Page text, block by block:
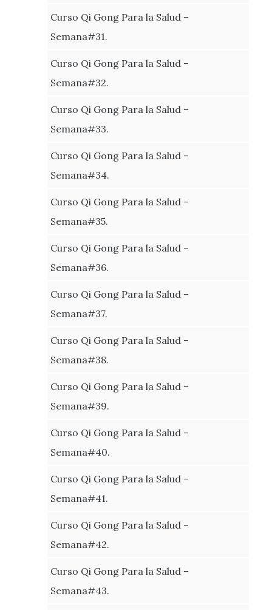
Curso Qi Gong Para la Salud –
Semana#31.
Curso Qi Gong Para la Salud –
Semana#32.
Curso Qi Gong Para la Salud –
Semana#33.
Curso Qi Gong Para la Salud –
Semana#34.
Curso Qi Gong Para la Salud –
Semana#35.
Curso Qi Gong Para la Salud –
Semana#36.
Curso Qi Gong Para la Salud –
Semana#37.
Curso Qi Gong Para la Salud –
Semana#38.
Curso Qi Gong Para la Salud –
Semana#39.
Curso Qi Gong Para la Salud –
Semana#40.
Curso Qi Gong Para la Salud –
Semana#41.
Curso Qi Gong Para la Salud –
Semana#42.
Curso Qi Gong Para la Salud –
Semana#43.